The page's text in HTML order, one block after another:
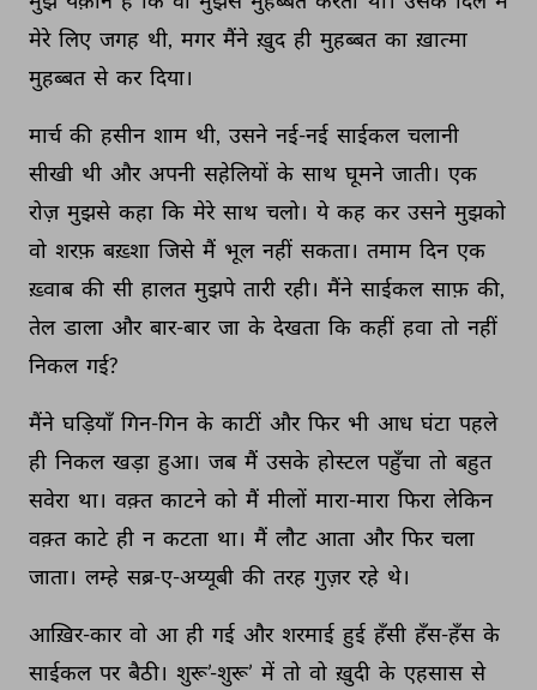
मेरे लिए जगह थी, मगर मैंने ख़ुद ही मुहब्बत का ख़ात्मा
मुहब्बत से कर दिया।
मार्च की हसीन शाम थी, उसने नई-नई साईकल चलानी
सीखी थी और अपनी सहेलियों के साथ घूमने जाती। एक
रोज़ मुझसे कहा कि मेरे साथ चलो। ये कह कर उसने मुझको
वो शरफ़ बख़्शा जिसे मैं भूल नहीं सकता। तमाम दिन एक
ख़्वाब की सी हालत मुझपे तारी रही। मैंने साईकल साफ़ की,
तेल डाला और बार-बार जा के देखता कि कहीं हवा तो नहीं
निकल गई?
मैंने घड़ियाँ गिन-गिन के काटीं और फिर भी आध घंटा पहले
ही निकल खड़ा हुआ। जब मैं उसके होस्टल पहुँचा तो बहुत
सवेरा था। वक़्त काटने को मैं मीलों मारा-मारा फिरा लेकिन
वक़्त काटे ही न कटता था। मैं लौट आता और फिर चला
जाता। लम्हे सब्र-ए-अय्यूबी की तरह गुज़र रहे थे।
आख़िर-कार वो आ ही गई और शरमाई हुई हँसी हँस-हँस के
साईकल पर बैठी। शुरू’-शुरू’ में तो वो ख़ुदी के एहसास से